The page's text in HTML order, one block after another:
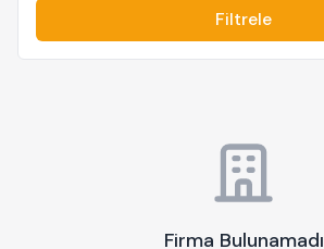
Filtrele
Firma Bulunamadı